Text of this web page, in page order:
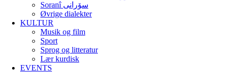
Soranî سۆرانی
Øvrige dialekter
KULTUR
Musik og film
Sport
Sprog og litteratur
Lær kurdisk
EVENTS